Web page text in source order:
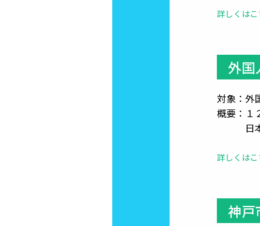
詳しくはこ
外国
対象：外
概要：１
日本語
詳しくはこ
神戸